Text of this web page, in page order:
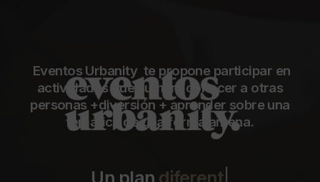
Eventos Urbanity te propone participar en
actividades que suman: conocer a otras
personas +diversión + aprender sobre una
temática de una forma amena.